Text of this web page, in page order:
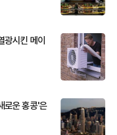
광시킨 메이
로운 홍콩'은